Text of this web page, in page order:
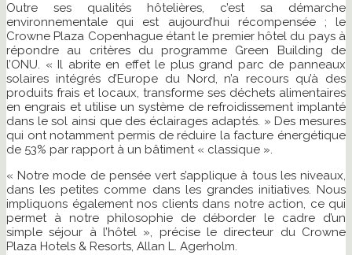
Outre ses qualités hôtelières, c’est sa démarche
environnementale qui est aujourd’hui récompensée ; le
Crowne Plaza Copenhague étant le premier hôtel du pays à
répondre au critères du programme Green Building de
l’ONU. « Il abrite en effet le plus grand parc de panneaux
solaires intégrés d’Europe du Nord, n’a recours qu’à des
produits frais et locaux, transforme ses déchets alimentaires
en engrais et utilise un système de refroidissement implanté
dans le sol ainsi que des éclairages adaptés. » Des mesures
qui ont notamment permis de réduire la facture énergétique
de 53% par rapport à un bâtiment « classique ».
« Notre mode de pensée vert s’applique à tous les niveaux,
dans les petites comme dans les grandes initiatives. Nous
impliquons également nos clients dans notre action, ce qui
permet à notre philosophie de déborder le cadre d’un
simple séjour à l’hôtel », précise le directeur du Crowne
Plaza Hotels & Resorts, Allan L. Agerholm.